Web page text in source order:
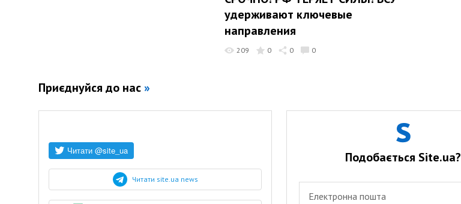
удерживают ключевые
направления
209 0 0 0
Приєднуйся до нас »
Читати site.ua news
Подобається Site.ua?
Електронна пошта